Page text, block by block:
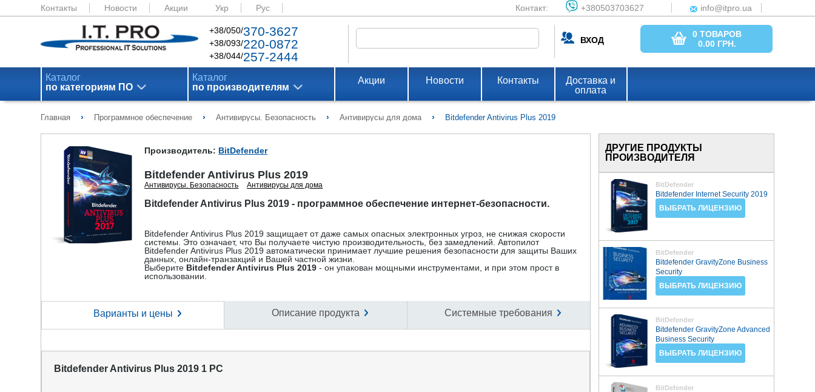
Контакты Новости Акции Укр Рус Контакт: +380503703627 info@itpro.ua
+38/050/370-3627
+38/093/220-0872
+38/044/257-2444
ВХОД
0 ТОВАРОВ
0.00 ГРН.
Каталог
по категориям ПО
Каталог
по производителям
Акции Новости Контакты
Доставка и
оплата
Главная › Программное обеспечение › Антивирусы. Безопасность › Антивирусы для дома › Bitdefender Antivirus Plus 2019
Производитель: BitDefender
Bitdefender Antivirus Plus 2019
Антивирусы. Безопасность Антивирусы для дома
Bitdefender Antivirus Plus 2019 - программное обеспечение интернет-безопасности.
Bitdefender Antivirus Plus 2019 защищает от даже самых опасных электронных угроз, не снижая скорости
системы. Это означает, что Вы получаете чистую производительность, без замедлений. Автопилот
Bitdefender Antivirus Plus 2019 автоматически принимает лучшие решения безопасности для защиты Ваших
данных, онлайн-транзакций и Вашей частной жизни.
Выберите Bitdefender Antivirus Plus 2019 - он упакован мощными инструментами, и при этом прост в
использовании.
Варианты и цены Описание продукта Системные требования
Bitdefender Antivirus Plus 2019 1 PC
ДРУГИЕ ПРОДУКТЫ
ПРОИЗВОДИТЕЛЯ
BitDefender
Bitdefender Internet Security 2019
ВЫБРАТЬ ЛИЦЕНЗИЮ
BitDefender
Bitdefender GravityZone Business
Security
ВЫБРАТЬ ЛИЦЕНЗИЮ
BitDefender
Bitdefender GravityZone Advanced
Business Security
ВЫБРАТЬ ЛИЦЕНЗИЮ
BitDefender